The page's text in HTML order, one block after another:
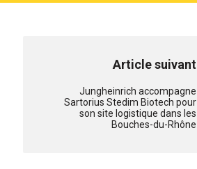
Article suivant
Jungheinrich accompagne
Sartorius Stedim Biotech pour
son site logistique dans les
Bouches-du-Rhône